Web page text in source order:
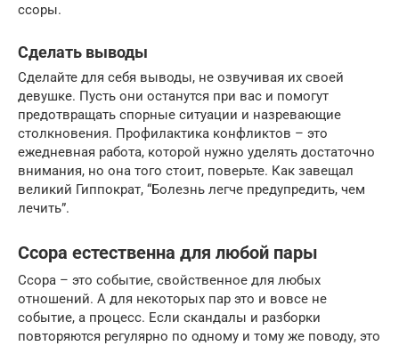
ссоры.
Сделать выводы
Сделайте для себя выводы, не озвучивая их своей
девушке. Пусть они останутся при вас и помогут
предотвращать спорные ситуации и назревающие
столкновения. Профилактика конфликтов – это
ежедневная работа, которой нужно уделять достаточно
внимания, но она того стоит, поверьте. Как завещал
великий Гиппократ, “Болезнь легче предупредить, чем
лечить”.
Ссора естественна для любой пары
Ссора – это событие, свойственное для любых
отношений. А для некоторых пар это и вовсе не
событие, а процесс. Если скандалы и разборки
повторяются регулярно по одному и тому же поводу, это